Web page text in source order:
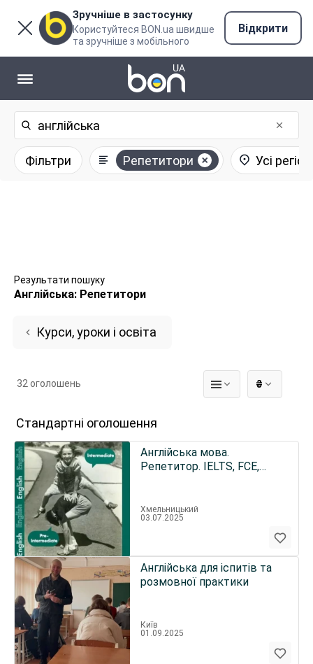
Зручніше в застосунку
Користуйтеся BON.ua швидше
та зручніше з мобільного
Відкрити
Фільтри Репетитори Усі
Результати пошуку
Англійська: Репетитори
Курси, уроки і освіта
₴
32 оголошень
Стандартні оголошення
Англійська мова.
Репетитор. IELTS, FCE,
Хмельницький
03.07.2025
Англійська для іспитів та
розмовної практики
Київ
01.09.2025